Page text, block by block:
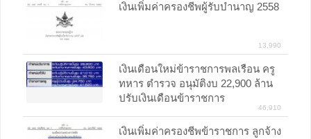
เงินเพิ่มค่าครองชีพผู้รับบำนาญ 2558
13,990
เงินเดือนใหม่ข้าราชการพลเรือน ครู
ทหาร ตำรวจ อนุมัติงบ 22,900 ล้าน
ปรับเงินเดือนข้าราชการ
46,910
เงินเพิ่มค่าครองชีพข้าราชการ ลูกจ้าง